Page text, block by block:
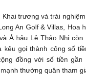
Khai trương và trải
An Golf & Villas, Hoa
Á hậu Lê Thảo Nhi
kêu gọi thành công số
đồng với số tiền
thường quân tham